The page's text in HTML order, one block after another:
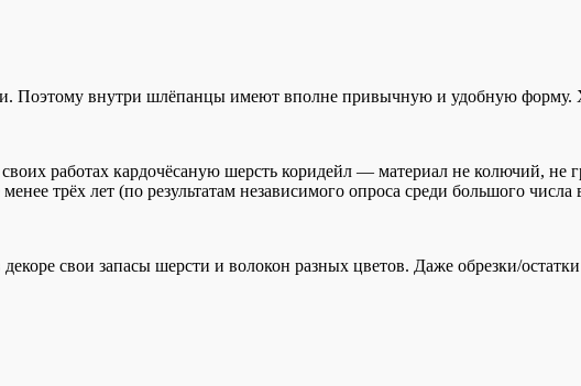
Поэтому внутри шлёпанцы имеют вполне привычную и удобную
работах кардочёсаную шерсть коридейл — материал не колючий,
трёх лет (по результатам независимого опроса среди большого
свои запасы шерсти и волокон разных цветов. Даже обрезки/